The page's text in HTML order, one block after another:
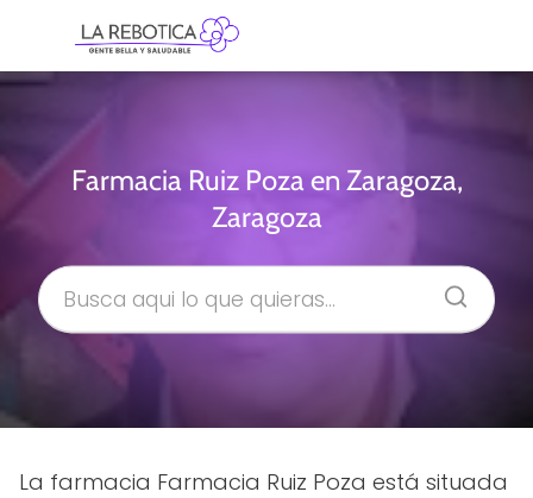
Farmacia Ruiz Poza en Zaragoza,
Zaragoza
La farmacia Farmacia Ruiz Poza está situada